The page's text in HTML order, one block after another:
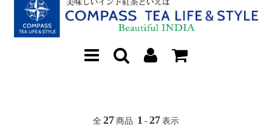
全 27 商品 1 - 27 表示